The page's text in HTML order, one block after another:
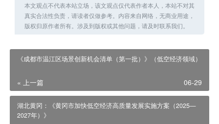
本文观点不代表本站立场，该文观点仅代表作者本人，本站不对其
真实合法性负责，请读者仅做参考。内容来自网络，无商业用途，
版权归原作者所有。涉及到版权或其他问题，请及时联系我们。
《成都市温江区场景创新机会清单（第一批）》（低空经济领域）
« 上一篇 06-29
湖北黄冈：《黄冈市加快低空经济高质量发展实施方案（2025—
2027年）》